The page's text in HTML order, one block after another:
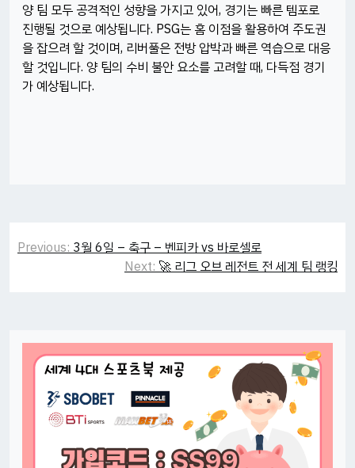
양 팀 모두 공격적인 성향을 가지고 있어, 경기는 빠른 템포로
진행될 것으로 예상됩니다. PSG는 홈 이점을 활용하여 주도권
을 잡으려 할 것이며, 리버풀은 전방 압박과 빠른 역습으로 대응
할 것입니다. 양 팀의 수비 불안 요소를 고려할 때, 다득점 경기
가 예상됩니다.
Post
navigation
Previous:3월 6일 – 축구 – 벤피카 vs 바로셀로
Next:🚀 리그 오브 레전트 전 세계 팀 랭킹